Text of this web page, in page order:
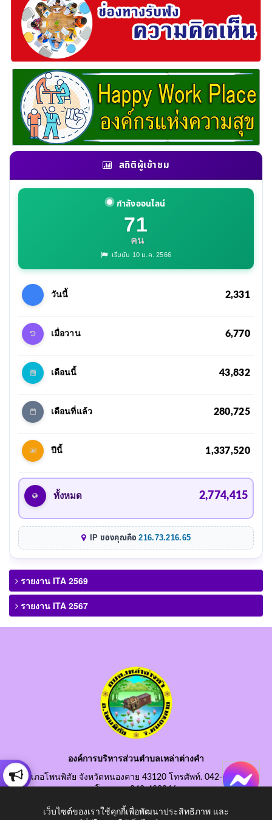
สถิติผู้เข้าชม
กำลังออนไลน์
71
คน
เริ่มนับ 10 ม.ค. 2566
วันนี้ 2,331
เมื่อวาน 6,770
เดือนนี้ 43,832
เดือนที่แล้ว 280,725
ปีนี้ 1,337,520
ทั้งหมด 2,774,415
IP ของคุณคือ216.73.216.65
รายงาน ITA 2569
รายงาน ITA 2567
องค์การบริหารส่วนตำบลเหล่าต่างคำ
อำเภอโพนพิสัย จังหวัดหนองคาย 43120 โทรศัพท์. 042-490845
โทรสาร. 042-490846
อีเมลกลาง. saraban@laotangkham.go.th
เว็บไซต์ของเราใช้คุกกี้เพื่อพัฒนาประสิทธิภาพ และ